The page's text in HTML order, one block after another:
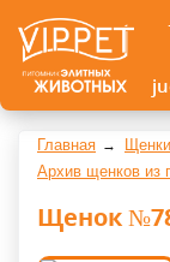
Главная
Архив щенков из
Щенок